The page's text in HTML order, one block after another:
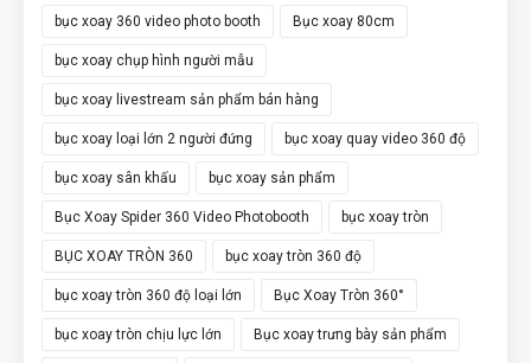
bục xoay 360 video photo booth Bục xoay 80cm
bục xoay chụp hình người mẫu
bục xoay livestream sản phẩm bán hàng
bục xoay loại lớn 2 người đứng bục xoay quay video 360 độ
bục xoay sân khấu bục xoay sản phẩm
Bục Xoay Spider 360 Video Photobooth bục xoay tròn
BỤC XOAY TRÒN 360 bục xoay tròn 360 độ
bục xoay tròn 360 độ loại lớn Bục Xoay Tròn 360°
bục xoay tròn chịu lực lớn Bục xoay trưng bày sản phẩm